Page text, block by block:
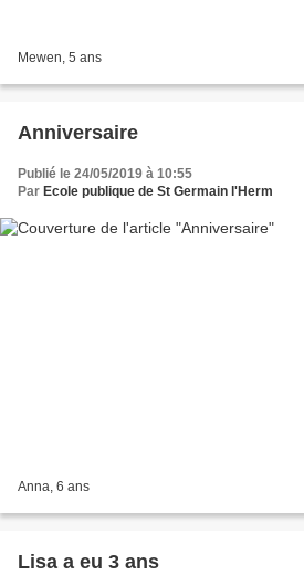
Mewen, 5 ans
Anniversaire
Publié le 24/05/2019 à 10:55
Par Ecole publique de St Germain l'Herm
Anna, 6 ans
Lisa a eu 3 ans